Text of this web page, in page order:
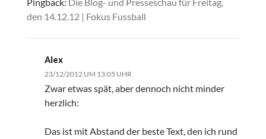
den 14.12.12 | Fokus Fussball
Alex
23/12/2012 UM 13:05 UHR
Zwar etwas spät, aber dennoch nicht minder
herzlich:
Das ist mit Abstand der beste Text, den ich rund